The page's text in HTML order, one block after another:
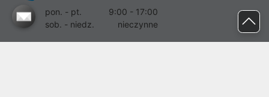
pon. - pt.
9:00 - 17:00
sob. - niedz.
nieczynne